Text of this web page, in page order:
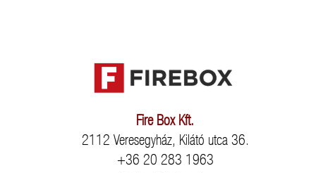
Fire Box Kft.
2112 Veresegyház, Kilátó utca 36.
+36 20 283 1963